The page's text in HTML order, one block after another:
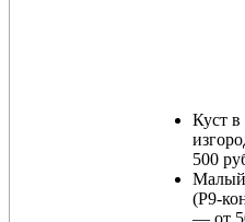
Куст
500
Малый
(Р9-
— от